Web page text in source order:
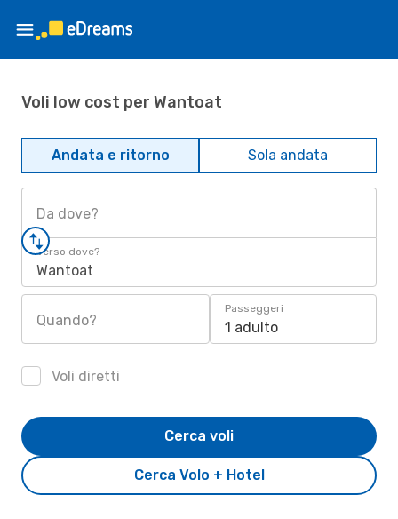
Voli low cost per Wantoat
Andata e ritorno Sola andata
Da dove?
Verso dove?
Wantoat
Quando?
Passeggeri
1 adulto
Voli diretti
Cerca Volo + Hotel
Cerca voli